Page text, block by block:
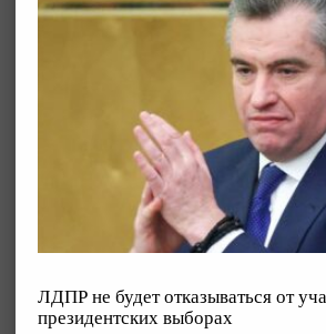
ЛДПР не будет отказываться от
президентских выборах